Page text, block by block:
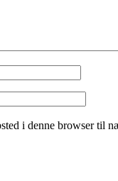
i denne browser til